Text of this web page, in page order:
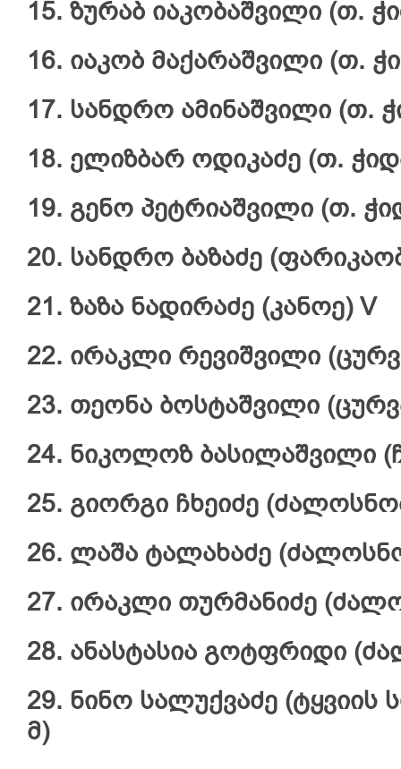
15. ზურაბ იაკობაშვილი (თ.
16. იაკობ მაქარაშვილი (თ.
17. სანდრო ამინაშვილი (თ.
18. ელიზბარ ოდიკაძე (თ.
19. გენო პეტრიაშვილი (თ.
20. სანდრო ბაზაძე
21. ზაზა ნადირაძე (კანოე) V
22. ირაკლი რევიშვილი
23. თეონა ბოსტაშვილი
24. ნიკოლოზ ბასილაშვილი
25. გიორგი ჩხეიძე
26. ლაშა ტალახაძე
27. ირაკლი თურმანიძე
28. ანასტასია გოტფრიდი
29. ნინო სალუქვაძე (ტყვიის
მ)